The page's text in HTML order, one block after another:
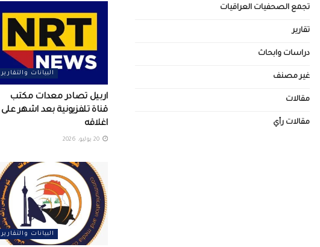
البيانات والتقارير
اربيل تصادر معدات مكتب
قناة تلفزيونية بعد اشهر على
اغلاقه
البيانات والتقارير
تجمع الصحفيات العراقيات
تقارير
دراسات وابحاث
غير مصنف
مقالات
مقالات رأي